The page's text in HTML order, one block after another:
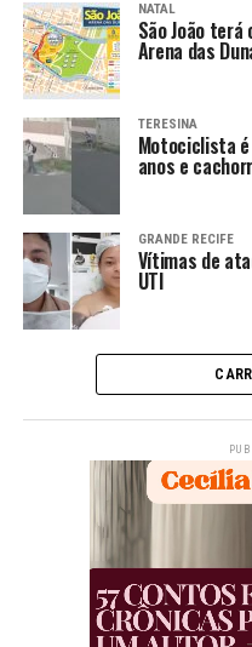
NATAL
São João
Arena das
TERESINA
Motociclista
anos e
GRANDE RECIFE
Vítimas de
UTI